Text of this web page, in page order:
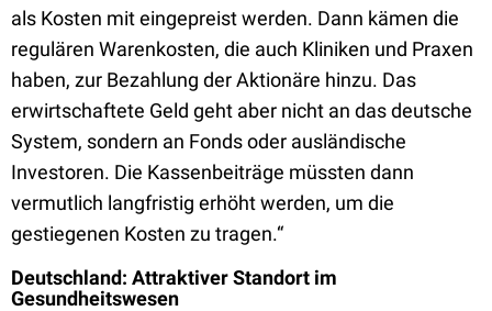
als Kosten mit eingepreist werden. Dann kämen die
regulären Warenkosten, die auch Kliniken und Praxen
haben, zur Bezahlung der Aktionäre hinzu. Das
erwirtschaftete Geld geht aber nicht an das deutsche
System, sondern an Fonds oder ausländische
Investoren. Die Kassenbeiträge müssten dann
vermutlich langfristig erhöht werden, um die
gestiegenen Kosten zu tragen.“
Deutschland: Attraktiver Standort im
Gesundheitswesen